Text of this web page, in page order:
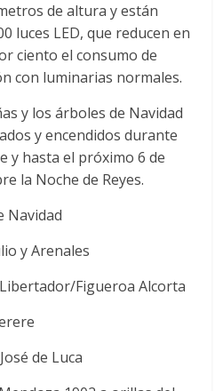
de altura y están
luces LED, que reducen en
ciento el consumo de
con luminarias normales.
y los árboles de Navidad
y encendidos durante
y hasta el próximo 6 de
la Noche de Reyes.
Navidad
y Arenales
Figueroa Alcorta
de Luca